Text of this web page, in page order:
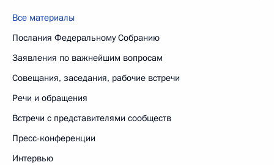
Все материалы
Послания Федеральному Собранию
Заявления по важнейшим вопросам
Совещания, заседания, рабочие встречи
Речи и обращения
Встречи с представителями сообществ
Пресс-конференции
Интервью